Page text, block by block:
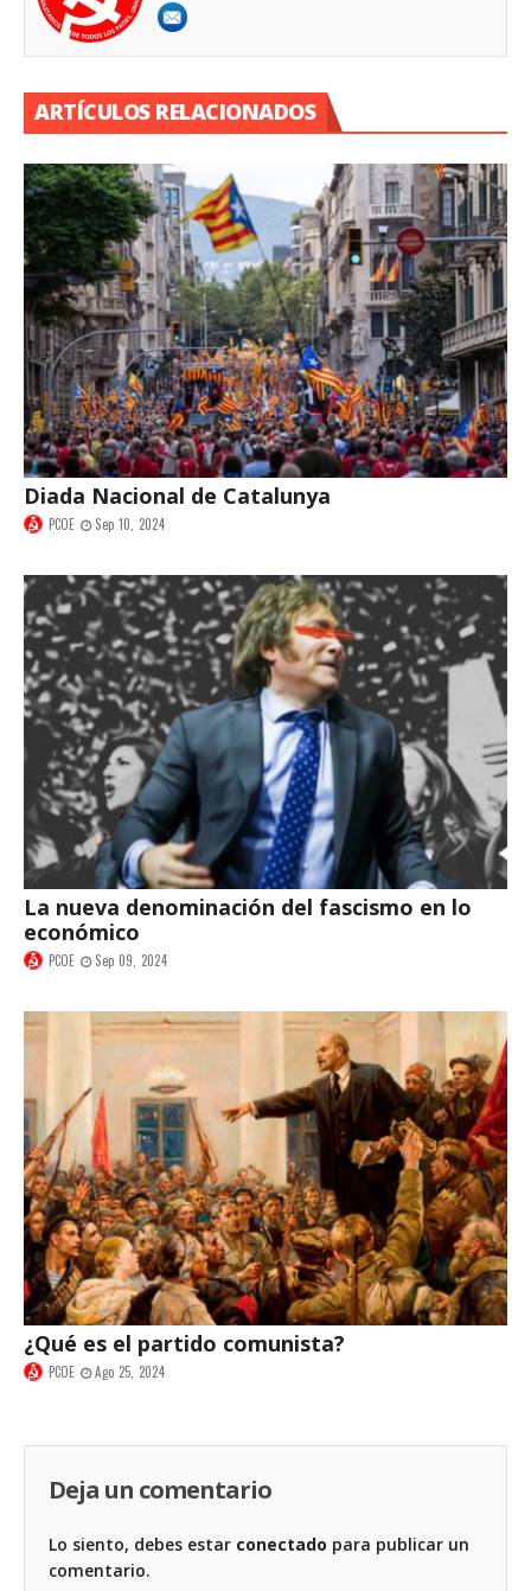
ARTÍCULOS RELACIONADOS
Diada Nacional de Catalunya
PCOE Sep 10, 2024
La nueva denominación del fascismo en lo
económico
PCOE Sep 09, 2024
¿Qué es el partido comunista?
PCOE Ago 25, 2024
Deja un comentario
Lo siento, debes estar conectado para publicar un
comentario.